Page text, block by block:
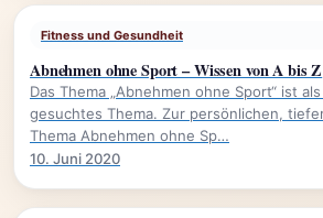
Fitness und Gesundheit
Abnehmen ohne Sport – Wissen von A bis Z
Das Thema „Abnehmen ohne Sport“ ist
gesuchtes Thema. Zur persönlichen,
Thema Abnehmen ohne Sp…
10. Juni 2020